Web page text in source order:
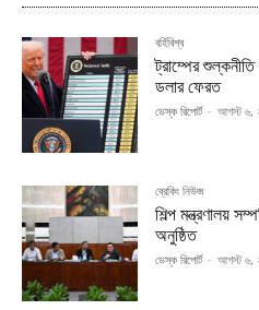
বর্হিবিশ্ব
ট্রাম্পের
ডলার ফেরত
ডেস্ক রিপোর্ট - আগস্ট ৬,
ব্রেকিং নিউজ
শিল্প মন্ত্রণালয়
অনুষ্ঠিত
ডেস্ক রিপোর্ট - আগস্ট ৬,